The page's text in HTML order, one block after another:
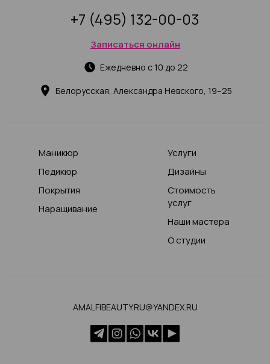
Белорусская, Александра Невского, 19–25
Ежедневно с 10 до 22
Записаться онлайн
+7 (495) 132-00-03
Маникюр
Педикюр
Покрытия
Наращивание
Услуги
Дизайны
Стоимость
услуг
Наши мастера
О студии
AMALFIBEAUTY.RU@YANDEX.RU